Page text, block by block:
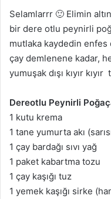
Selamlarrr 🙂 Elimin
bir dere otlu peynirli
mutlaka kaydedin enfes
çay demlenene kadar,
yumuşak dışı kıyır
Dereotlu Peynirli
1 kutu krema
1 tane yumurta akı
1 çay bardağı sıvı yağ
1 paket kabartma tozu
1 çay kaşığı tuz
1 yemek kaşığı sirke